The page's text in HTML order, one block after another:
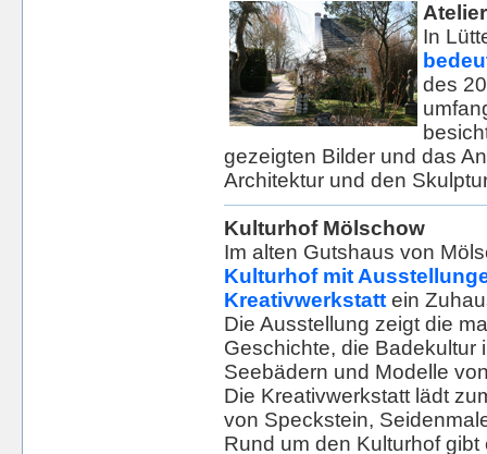
In
des
gezeigten Bilder und das
Architektur und den
Kulturhof Mölschow
Im alten Gutshaus von
Kulturhof mit
Kreativwerkstatt ein
Die Ausstellung zeigt die
Geschichte, die Badekultur
Seebädern und Modelle
Die Kreativwerkstatt lädt
von Speckstein,
Rund um den Kulturhof